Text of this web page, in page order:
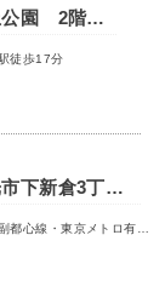
レーベンハイム光が丘公園 2階部分
徒歩17分
トラストステージ和光市下新倉3丁目16期◇限定1区画◇
トロ有楽町線「和光市」駅 徒歩19分